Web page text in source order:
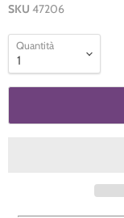
SKU 47206
Quantità